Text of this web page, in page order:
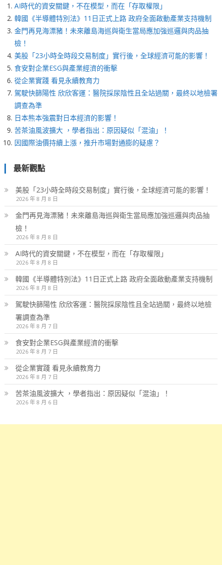
AI時代的資安關鍵，不在模型，而在「存取權限」
韓國《半導體特別法》11日正式上路 政府全面啟動產業支持機制
金門再見海漂豬！未來離島海巡與衛生當局應加強巡邏與肉品抽
檢！
美股「23小時全時段交易制度」實行後，全球經濟可能的影響！
食安對企業ESG與產業經濟的衝擊
從企業實踐 看見永續教育力
駕駛快篩陽性 欣欣客運：醫院採尿陰性且全站過關，最終以地檢署
調查為準
日本熊本強震對日本經濟的影響！
苦茶油風波擴大 ，學者指出：原因疑似「混油」！
因國際油價持續上漲，推升市場對通膨的疑慮？
最新觀點
美股「23小時全時段交易制度」實行後，全球經濟可能的影響！
2026 年 8 月 8 日
金門再見海漂豬！未來離島海巡與衛生當局應加強巡邏與肉品抽
檢！
2026 年 8 月 8 日
AI時代的資安關鍵，不在模型，而在「存取權限」
2026 年 8 月 8 日
韓國《半導體特別法》11日正式上路 政府全面啟動產業支持機制
2026 年 8 月 8 日
駕駛快篩陽性 欣欣客運：醫院採尿陰性且全站過關，最終以地檢
署調查為準
2026 年 8 月 7 日
食安對企業ESG與產業經濟的衝擊
2026 年 8 月 7 日
從企業實踐 看見永續教育力
2026 年 8 月 7 日
苦茶油風波擴大 ，學者指出：原因疑似「混油」！
2026 年 8 月 6 日